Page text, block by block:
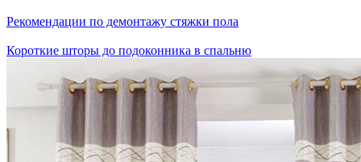
Рекомендации по демонтажу стяжки пола
Короткие шторы до подоконника в спальню